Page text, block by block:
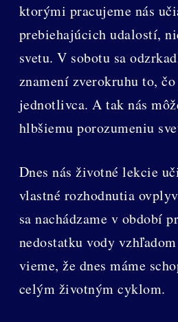
ktorými pracujeme nás
prebiehajúcich udalostí,
svetu. V sobotu sa
znamení zverokruhu to,
jednotlivca. A tak nás
hlbšiemu porozumeniu
Dnes nás životné lekcie
vlastné rozhodnutia
sa nachádzame v období
nedostatku vody
vieme, že dnes máme
celým životným cyklom.